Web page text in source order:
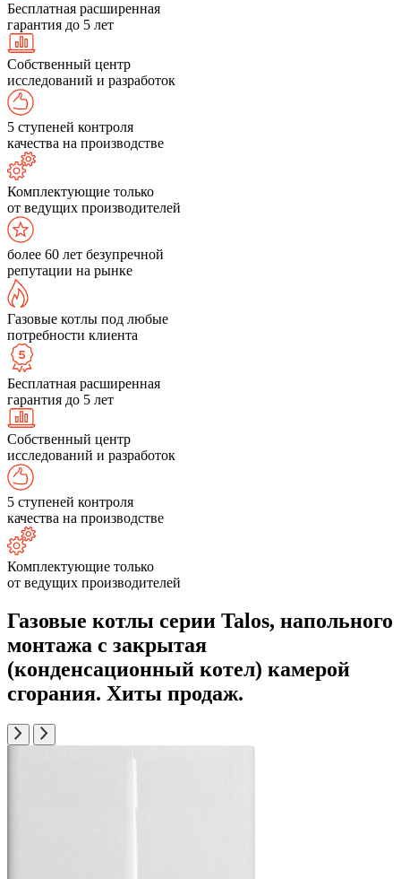
Бесплатная расширенная
гарантия до 5 лет
Собственный центр
исследований и разработок
5 ступеней контроля
качества на производстве
Комплектующие только
от ведущих производителей
более 60 лет безупречной
репутации на рынке
Газовые котлы под любые
потребности клиента
Бесплатная расширенная
гарантия до 5 лет
Собственный центр
исследований и разработок
5 ступеней контроля
качества на производстве
Комплектующие только
от ведущих производителей
Газовые котлы серии Talos, напольного
монтажа с закрытая
(конденсационный котел) камерой
сгорания. Хиты продаж.